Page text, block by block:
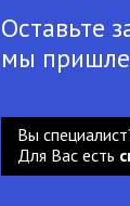
Оставьте
мы
Вы
Для Вас есть